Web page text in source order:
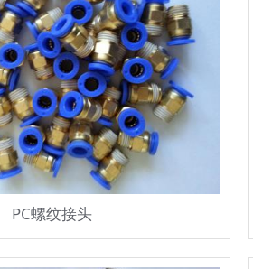
PC螺纹接头